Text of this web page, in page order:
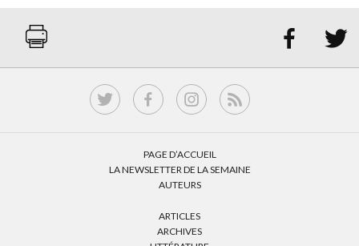
 
PAGE D’ACCUEIL
LA NEWSLETTER DE LA SEMAINE
AUTEURS
ARTICLES
ARCHIVES